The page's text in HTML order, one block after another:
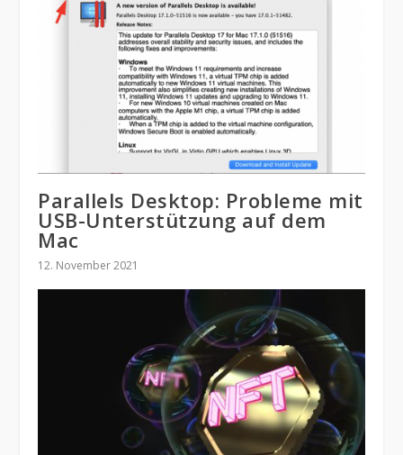
Parallels Desktop: Probleme mit
USB-Unterstützung auf dem
Mac
12. November 2021